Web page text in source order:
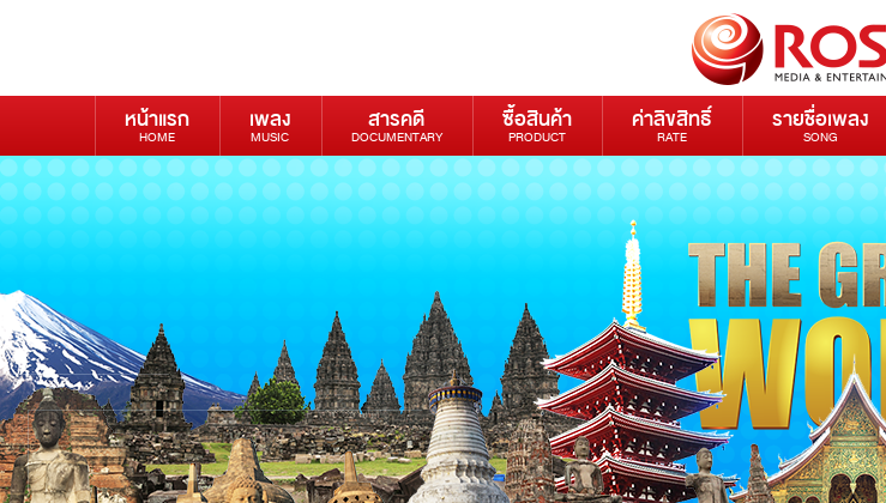
หน้าแรก
HOME
เพลง
MUSIC
สารคดี
DOCUMENTARY
ซื้อสินค้า
PRODUCT
ค่าลิขสิทธิ์
RATE
รายชื่อเพลง
SONG